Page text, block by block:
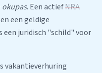
okupas. Een actiefNRA
en een geldige
juridisch "schild" voor
vakantieverhuring